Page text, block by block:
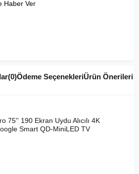
Haber Ver
(0)Ödeme SeçenekleriÜrün Önerileri
75'' 190 Ekran Uydu Alıcılı 4K
Smart QD-MiniLED TV